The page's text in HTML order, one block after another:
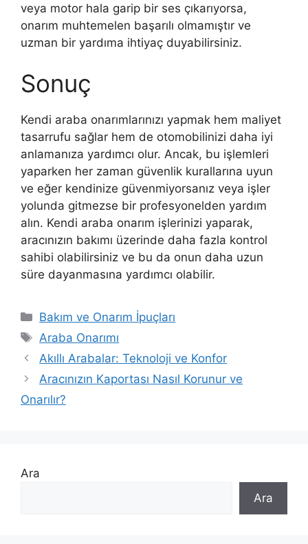
veya motor hala garip bir ses çıkarıyorsa,
onarım muhtemelen başarılı olmamıştır ve
uzman bir yardıma ihtiyaç duyabilirsiniz.
Sonuç
Kendi araba onarımlarınızı yapmak hem maliyet
tasarrufu sağlar hem de otomobilinizi daha iyi
anlamanıza yardımcı olur. Ancak, bu işlemleri
yaparken her zaman güvenlik kurallarına uyun
ve eğer kendinize güvenmiyorsanız veya işler
yolunda gitmezse bir profesyonelden yardım
alın. Kendi araba onarım işlerinizi yaparak,
aracınızın bakımı üzerinde daha fazla kontrol
sahibi olabilirsiniz ve bu da onun daha uzun
süre dayanmasına yardımcı olabilir.
Kategoriler
Bakım ve Onarım İpuçları
Etiketler
Araba Onarımı
Akıllı Arabalar: Teknoloji ve Konfor
Aracınızın Kaportası Nasıl Korunur ve
Onarılır?
Ara
Ara